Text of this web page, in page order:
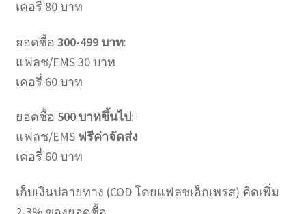
เคอรี่ 80 บาท
ยอดซื้อ 300-499 บาท:
แฟลช/EMS 30 บาท
เคอรี่ 60 บาท
ยอดซื้อ 500 บาทขึ้นไป:
แฟลช/EMS ฟรีค่าจัดส่ง
เคอรี่ 60 บาท
เก็บเงินปลายทาง (COD โดยแฟลชเอ็กเพรส) คิดเพิ่ม